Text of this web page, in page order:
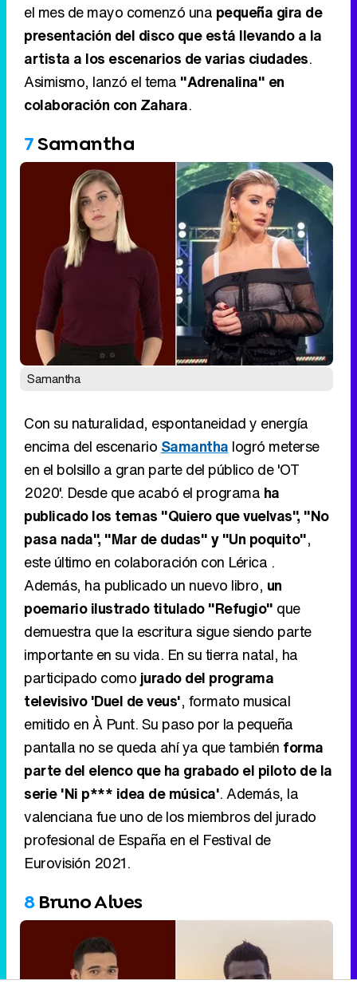
el mes de mayo comenzó una pequeña gira de
presentación del disco que está llevando a la
artista a los escenarios de varias ciudades.
Asimismo, lanzó el tema "Adrenalina" en
colaboración con Zahara.
7Samantha
Samantha
Con su naturalidad, espontaneidad y energía
encima del escenario Samantha logró meterse
en el bolsillo a gran parte del público de 'OT
2020'. Desde que acabó el programa ha
publicado los temas "Quiero que vuelvas", "No
pasa nada", "Mar de dudas" y "Un poquito",
este último en colaboración con Lérica .
Además, ha publicado un nuevo libro, un
poemario ilustrado titulado "Refugio" que
demuestra que la escritura sigue siendo parte
importante en su vida. En su tierra natal, ha
participado como jurado del programa
televisivo 'Duel de veus', formato musical
emitido en À Punt. Su paso por la pequeña
pantalla no se queda ahí ya que también forma
parte del elenco que ha grabado el piloto de la
serie 'Ni p*** idea de música'. Además, la
valenciana fue uno de los miembros del jurado
profesional de España en el Festival de
Eurovisión 2021.
8Bruno Alves